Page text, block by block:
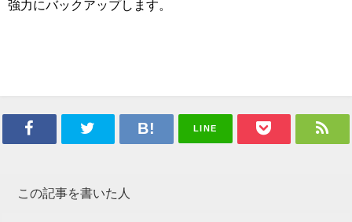
強力にバックアップします。
LINE
この記事を書いた人